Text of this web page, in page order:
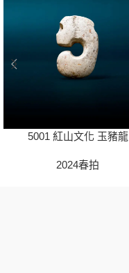
5001 紅山文化 玉豬龍
2024春拍